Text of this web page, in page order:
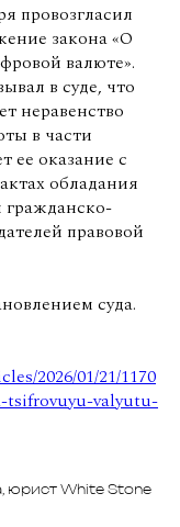
провозгласил
закона «О
валюте».
в суде, что
неравенство
в части
ее оказание с
обладания
гражданско-
правовой
суда.
2026/01/21/1170
tsifrovuyu-valyutu-
юрист White Stone